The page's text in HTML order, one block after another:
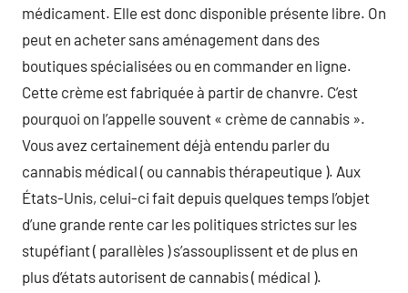
médicament. Elle est donc disponible présente libre. On
peut en acheter sans aménagement dans des
boutiques spécialisées ou en commander en ligne.
Cette crème est fabriquée à partir de chanvre. C’est
pourquoi on l’appelle souvent « crème de cannabis ».
Vous avez certainement déjà entendu parler du
cannabis médical ( ou cannabis thérapeutique ). Aux
États-Unis, celui-ci fait depuis quelques temps l’objet
d’une grande rente car les politiques strictes sur les
stupéfiant ( parallèles ) s’assouplissent et de plus en
plus d’états autorisent de cannabis ( médical ).